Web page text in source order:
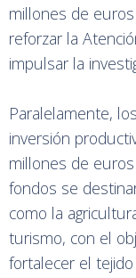
millones de
reforzar la
impulsar la
Paralelamente,
inversión
millones de
fondos se
como la
turismo, con el
fortalecer el